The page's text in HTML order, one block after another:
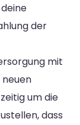
der
mit
um die
dass